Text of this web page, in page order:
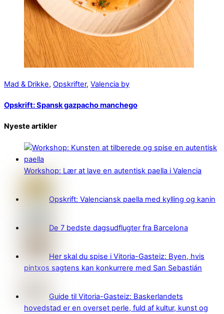
Mad & Drikke, Opskrifter, Valencia by
Opskrift: Spansk gazpacho manchego
Nyeste artikler
Workshop: Lær at lave en autentisk paella i Valencia
Opskrift: Valenciansk paella med kylling og kanin
De 7 bedste dagsudflugter fra Barcelona
Her skal du spise i Vitoria-Gasteiz: Byen, hvis
pintxos sagtens kan konkurrere med San Sebastián
Guide til Vitoria-Gasteiz: Baskerlandets
hovedstad er en overset perle, fuld af kultur, kunst og